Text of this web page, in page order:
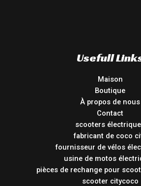
Usefull
Maison
Boutique
À propos de nous
Contact
scooters
fabricant de coco
fournisseur de vélos
usine de motos
pièces de rechange pour
scooter citycoco